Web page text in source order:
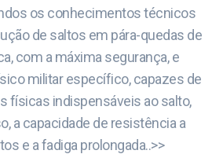
os conhecimentos técnicos
de saltos em pára-quedas de
com a máxima segurança, e
militar específico, capazes de
físicas indispensáveis ao salto,
a capacidade de resistência a
e a fadiga prolongada..>>